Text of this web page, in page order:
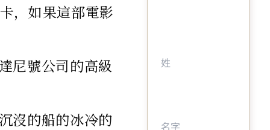
，如果這部電影
尼號公司的高級
沒的船的冰冷的